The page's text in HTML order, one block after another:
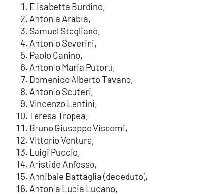
Elisabetta Burdino,
Antonia Arabia,
Samuel Staglianò,
Antonio Severini,
Paolo Canino,
Antonio Maria Putortì,
Domenico Alberto Tavano,
Antonio Scuteri,
Vincenzo Lentini,
Teresa Tropea,
Bruno Giuseppe Viscomi,
Vittorio Ventura,
Luigi Puccio,
Aristide Anfosso,
Annibale Battaglia (deceduto),
Antonia Lucia Lucano,